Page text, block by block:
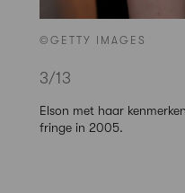
©GETTY IMAGES
3/13
Elson met haar
fringe in 2005.